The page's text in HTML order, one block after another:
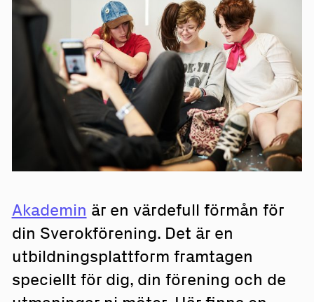
Akademin är en värdefull förmån för
din Sverokförening. Det är en
utbildningsplattform framtagen
speciellt för dig, din förening och de